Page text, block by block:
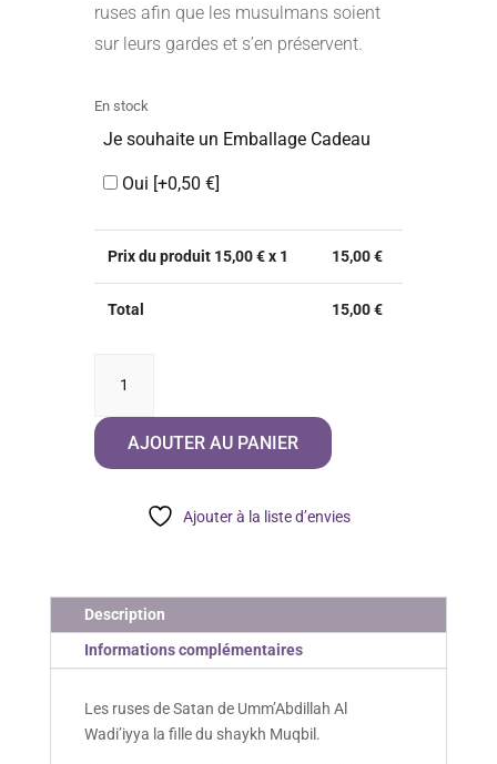
ruses afin que les musulmans soient
sur leurs gardes et s’en préservent.
En stock
Je souhaite un Emballage Cadeau
Oui [+0,50 €]
Prix du produit 15,00€ x 1 15,00€
Total 15,00€
Les
rusesAJOUTER AU PANIER
Ajouter à la liste d’envies
Description
Informations complémentaires
Les ruses de Satan de Umm’Abdillah Al
Wadi’iyya la fille du shaykh Muqbil.